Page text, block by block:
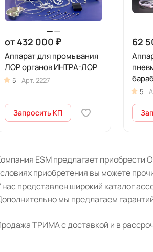
от 432 000 ₽
Аппарат для промывания
ЛОР органов ИНТРА-ЛОР
5 Арт. 2227
Запросить КП
62
уха
5
ESM предлагает
приобретения вы можете
нас представлен широкий каталог
мы предлагаем
ТРИМА с доставкой и в